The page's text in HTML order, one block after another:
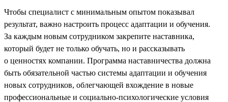
Чтобы специалист с минимальным опытом показывал
результат, важно настроить процесс адаптации и обучения.
За каждым новым сотрудником закрепите наставника,
который будет не только обучать, но и рассказывать
о ценностях компании. Программа наставничества должна
быть обязательной частью системы адаптации и обучения
новых сотрудников, облегчающей вхождение в новые
профессиональные и социально-психологические условия